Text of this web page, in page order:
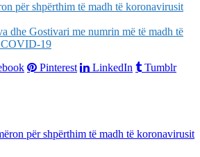
për shpërthim të madh të koronavirusit
dhe Gostivari me numrin më të madh të
COVID-19
Pinterest LinkedIn
Tumblr